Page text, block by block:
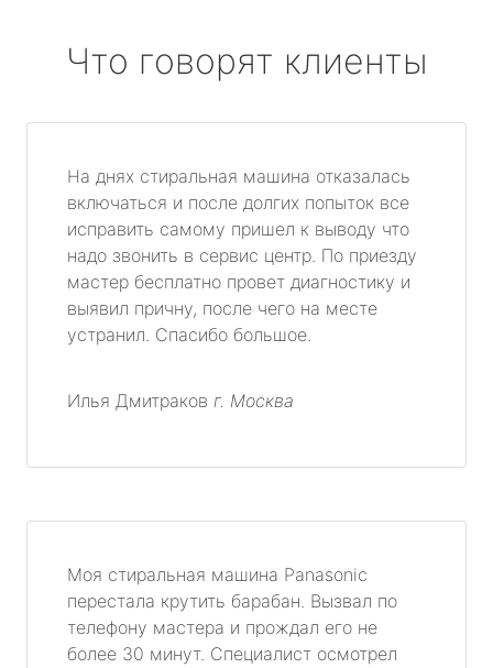
Что говорят клиенты
На днях стиральная машина отказалась
включаться и после долгих попыток все
исправить самому пришел к выводу что
надо звонить в сервис центр. По приезду
мастер бесплатно провет диагностику и
выявил причну, после чего на месте
устранил. Спасибо большое.
Илья Дмитраков г. Москва
Моя стиральная машина Panasonic
перестала крутить барабан. Вызвал по
телефону мастера и прождал его не
более 30 минут. Специалист осмотрел